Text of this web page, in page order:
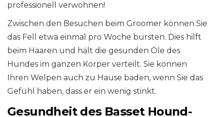
professionell verwöhnen!
Zwischen den Besuchen beim Groomer können Sie
das Fell etwa einmal pro Woche bürsten. Dies hilft
beim Haaren und hält die gesunden Öle des
Hundes im ganzen Körper verteilt. Sie können
Ihren Welpen auch zu Hause baden, wenn Sie das
Gefühl haben, dass er ein wenig stinkt.
Gesundheit des Basset Hound-